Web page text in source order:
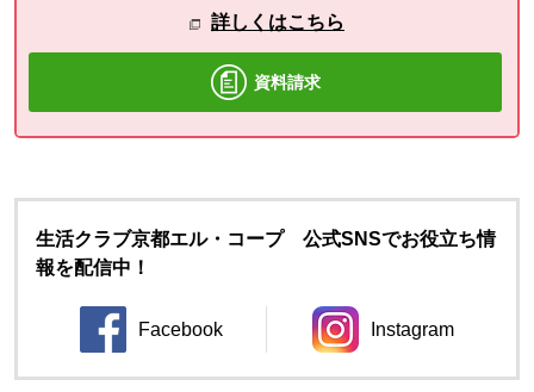
詳しくはこちら
資料請求
生活クラブ京都エル・コープ 公式SNSでお役立ち情
報を配信中！
Facebook
別のウィンドウで開きます。
Instagram
別のウィンドウ